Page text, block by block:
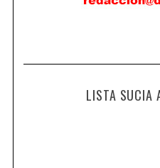
LISTA SUCIA